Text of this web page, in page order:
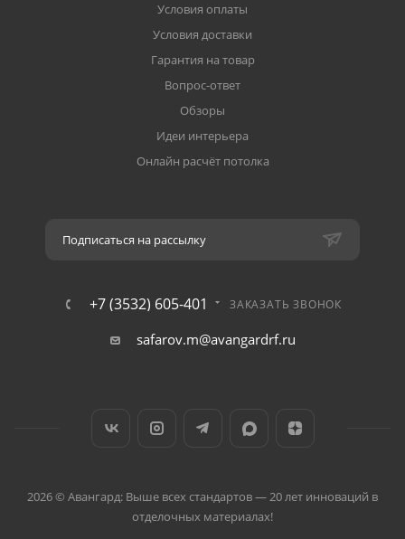
Условия оплаты
Условия доставки
Гарантия на товар
Вопрос-ответ
Обзоры
Идеи интерьера
Онлайн расчёт потолка
Подписаться на рассылку
+7 (3532) 605-401 ЗАКАЗАТЬ ЗВОНОК
safarov.m@avangardrf.ru
2026 © Авангард: Выше всех стандартов — 20 лет инноваций в
отделочных материалах!